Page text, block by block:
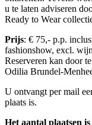
u te laten adviseren
Ready to Wear
Prijs: € 75,- p.p.
fashionshow, excl.
Reserveren kan door
Odilia Brundel-
U ontvangt per mail
plaats is.
Het aantal plaatsen